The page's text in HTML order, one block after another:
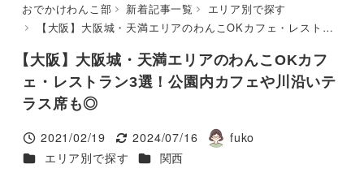
おでかけわんこ部 新着記事一覧
エリア別で探す
【大阪】大阪城・天満エリアのわんこOKカフェ・レストラン3選！公園内カフェや川沿いテラス席も◎
【大阪】大阪城・天満エリアのわんこOKカフ
ェ・レストラン3選！公園内カフェや川沿いテ
ラス席も◎
投稿日
2021/02/19
更新日
2024/07/16
著
fuko
カテゴリー
エリア別で探す カテゴリー
関西